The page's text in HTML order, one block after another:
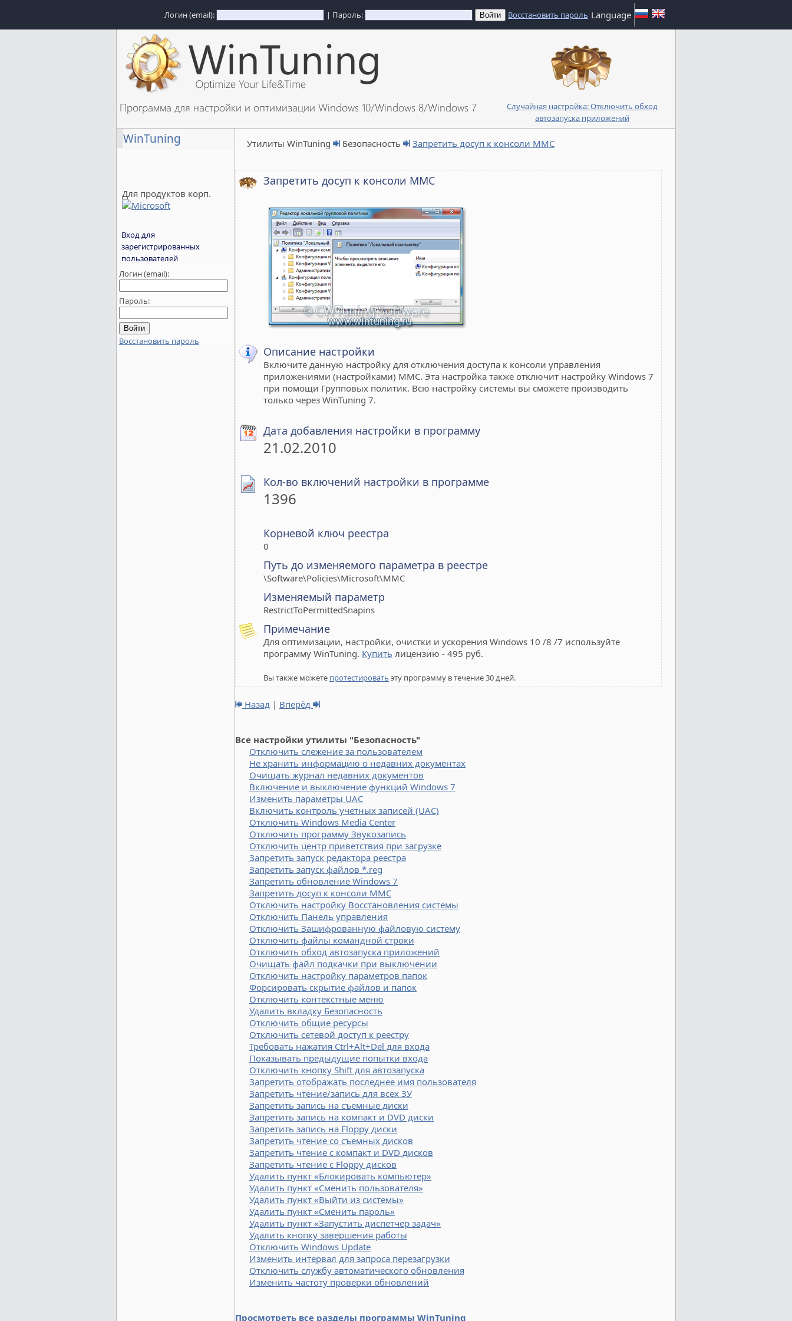
Логин (email): | Пароль: Восстановить пароль Language
Программа для настройки и оптимизации Windows 10/Windows 8/Windows 7
Случайная настройка: Отключить обход
автозапуска приложений
WinTuning
Для продуктов корп.
Вход для
зарегистрированных
пользователей
Логин (email):
Пароль:
Восстановить пароль
Утилиты WinTuning Безопасность Запретить досуп к консоли MMC
Запретить досуп к консоли MMC
Описание настройки
Включите данную настройку для отключения доступа к консоли управления
приложениями (настройками) MMC. Эта настройка также отключит настройку Windows 7
при помощи Групповых политик. Всю настройку системы вы сможете производить
только через WinTuning 7.
Дата добавления настройки в программу
21.02.2010
Кол-во включений настройки в программе
1396
Корневой ключ реестра
0
Путь до изменяемого параметра в реестре
\Software\Policies\Microsoft\MMC
Изменяемый параметр
RestrictToPermittedSnapins
Примечание
Для оптимизации, настройки, очистки и ускорения Windows 10 /8 /7 используйте
программу WinTuning. Купить лицензию - 495 руб.
Вы также можете протестировать эту программу в течение 30 дней.
Назад | Вперёд
Все настройки утилиты "Безопасность"
Отключить слежение за пользователем
Не хранить информацию о недавних документах
Очищать журнал недавних документов
Включение и выключение функций Windows 7
Изменить параметры UAC
Включить контроль учетных записей (UAC)
Отключить Windows Media Center
Отключить программу Звукозапись
Отключить центр приветствия при загрузке
Запретить запуск редактора реестра
Запретить запуск файлов *.reg
Запретить обновление Windows 7
Запретить досуп к консоли MMC
Отключить настройку Восстановления системы
Отключить Панель управления
Отключить Зашифрованную файловую систему
Отключить файлы командной строки
Отключить обход автозапуска приложений
Очищать файл подкачки при выключении
Отключить настройку параметров папок
Форсировать скрытие файлов и папок
Отключить контекстные меню
Удалить вкладку Безопасность
Отключить общие ресурсы
Отключить сетевой доступ к реестру
Требовать нажатия Ctrl+Alt+Del для входа
Показывать предыдущие попытки входа
Отключить кнопку Shift для автозапуска
Запретить отображать последнее имя пользователя
Запретить чтение/запись для всех ЗУ
Запретить запись на съемные диски
Запретить запись на компакт и DVD диски
Запретить запись на Floppy диски
Запретить чтение со съемных дисков
Запретить чтение с компакт и DVD дисков
Запретить чтение с Floppy дисков
Удалить пункт «Блокировать компьютер»
Удалить пункт «Сменить пользователя»
Удалить пункт «Выйти из системы»
Удалить пункт «Сменить пароль»
Удалить пункт «Запустить диспетчер задач»
Удалить кнопку завершения работы
Отключить Windows Update
Изменить интервал для запроса перезагрузки
Отключить службу автоматического обновления
Изменить частоту проверки обновлений
Просмотреть все разделы программы WinTuning